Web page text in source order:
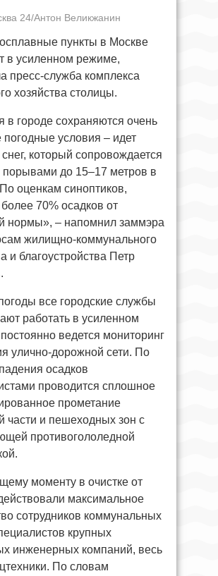
24/Антон Великжанин
пункты в Москве
в усиленном режиме,
пресс-служба комплекса
хозяйства столицы.
в городе сохраняются очень
условия – идет
который сопровождается
порывами до 15–17 метров в
оценкам синоптиков,
70% осадков от
нормы», – напомнил заммэра
жилищно-коммунального
и благоустройства Петр
все городские службы
работать в усиленном
ведется мониторинг
улично-дорожной сети. По
осадков
проводится сплошное
прометание
части и пешеходных зон с
противогололедной
моменту в очистке от
максимальное
сотрудников коммунальных
крупных
инженерных компаний, весь
По словам